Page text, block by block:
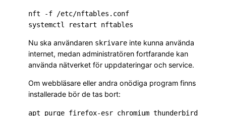
nft -f /etc/nftables.conf
Nu ska användaren skrivare inte kunna använda
internet, medan administratören fortfarande kan
använda nätverket för uppdateringar och service.
Om webbläsare eller andra onödiga program finns
installerade bör de tas bort:
apt purge firefox-esr chromium thunderbird